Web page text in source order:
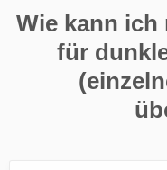
Wie kann
für